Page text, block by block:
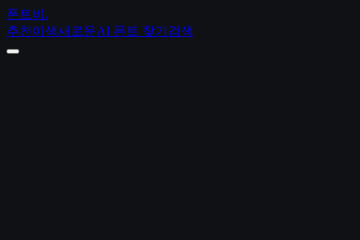
폰트비 .
추천 이색새로운AI 폰트 찾기 검색